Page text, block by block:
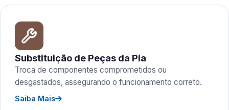
Substituição de Peças da Pia
Troca de componentes comprometidos ou
desgastados, assegurando o funcionamento correto.
Saiba Mais